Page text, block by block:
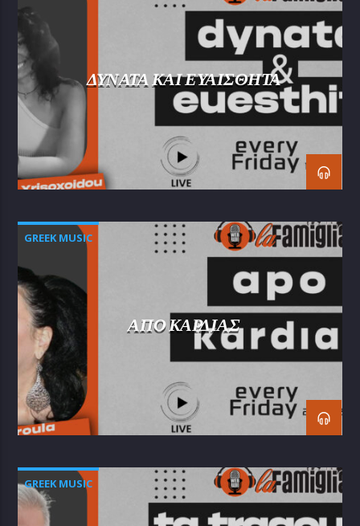
ΔΥΝΑΤΑ ΚΑΙ ΕΥΑΙΣΘΗΤΑ
GREEK MUSIC
ΑΠΟ ΚΑΡΔΙΑΣ
GREEK MUSIC